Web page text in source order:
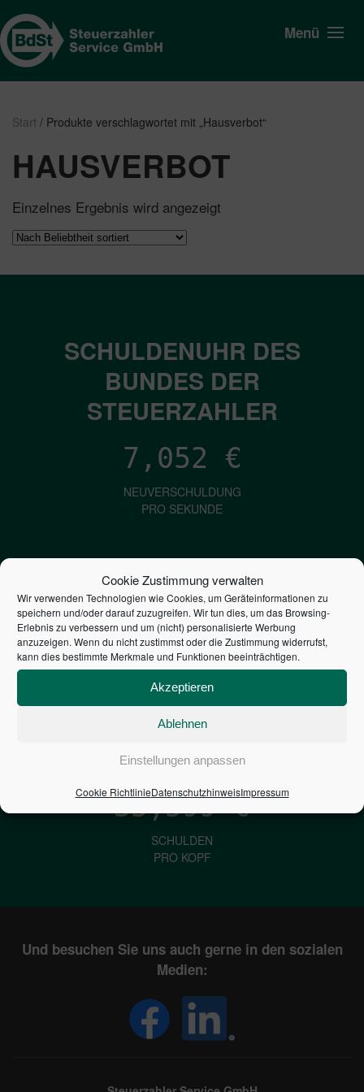
Cookie Zustimmung verwalten
Wir verwenden Technologien wie Cookies, um Geräteinformationen zu
speichern und/oder darauf zuzugreifen. Wir tun dies, um das Browsing-
Erlebnis zu verbessern und um (nicht) personalisierte Werbung
anzuzeigen. Wenn du nicht zustimmst oder die Zustimmung widerrufst,
kann dies bestimmte Merkmale und Funktionen beeinträchtigen.
Akzeptieren
Ablehnen
Einstellungen anpassen
Cookie RichtlinieDatenschutzhinweisImpressum
Menü
Start / Produkte verschlagwortet mit „Hausverbot“
HAUSVERBOT
Einzelnes Ergebnis wird angezeigt
SCHULDENUHR DES
BUNDES DER
STEUERZAHLER
7,052 €
NEUVERSCHULDUNG
PRO SEKUNDE
1,601€
ZINSEN
PRO SEKUNDE
2,804,445,970,168
STAATSVERSCHULDUNG
33,599€
SCHULDEN
PRO KOPF
Und besuchen Sie uns auch gerne in den sozialen
Medien: